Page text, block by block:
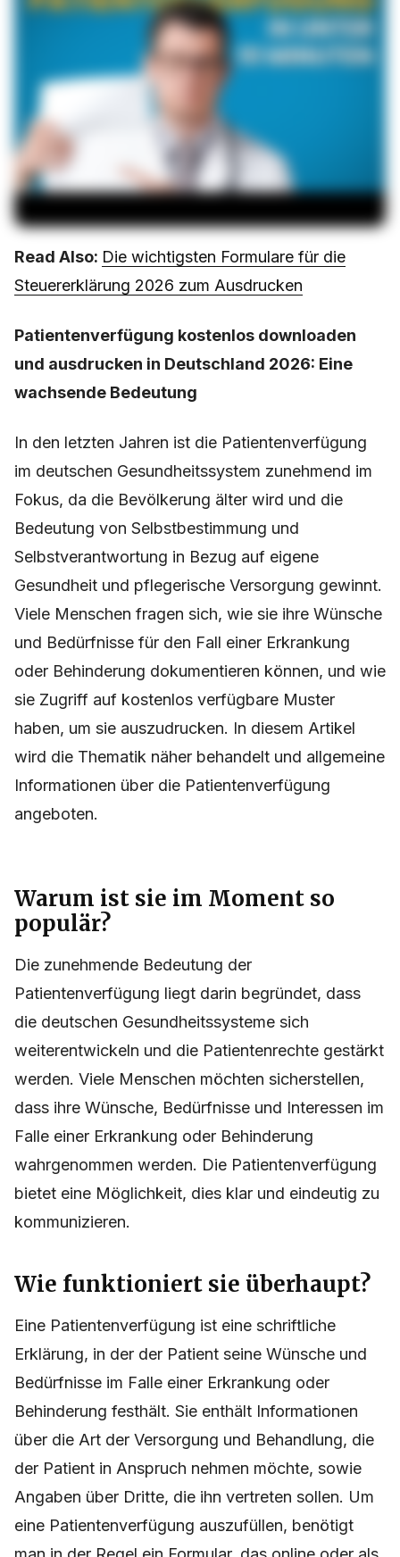
Read Also: Die wichtigsten Formulare für die
Steuererklärung 2026 zum Ausdrucken
Patientenverfügung kostenlos downloaden
und ausdrucken in Deutschland 2026: Eine
wachsende Bedeutung
In den letzten Jahren ist die Patientenverfügung
im deutschen Gesundheitssystem zunehmend im
Fokus, da die Bevölkerung älter wird und die
Bedeutung von Selbstbestimmung und
Selbstverantwortung in Bezug auf eigene
Gesundheit und pflegerische Versorgung gewinnt.
Viele Menschen fragen sich, wie sie ihre Wünsche
und Bedürfnisse für den Fall einer Erkrankung
oder Behinderung dokumentieren können, und wie
sie Zugriff auf kostenlos verfügbare Muster
haben, um sie auszudrucken. In diesem Artikel
wird die Thematik näher behandelt und allgemeine
Informationen über die Patientenverfügung
angeboten.
Warum ist sie im Moment so
populär?
Die zunehmende Bedeutung der
Patientenverfügung liegt darin begründet, dass
die deutschen Gesundheitssysteme sich
weiterentwickeln und die Patientenrechte gestärkt
werden. Viele Menschen möchten sicherstellen,
dass ihre Wünsche, Bedürfnisse und Interessen im
Falle einer Erkrankung oder Behinderung
wahrgenommen werden. Die Patientenverfügung
bietet eine Möglichkeit, dies klar und eindeutig zu
kommunizieren.
Wie funktioniert sie überhaupt?
Eine Patientenverfügung ist eine schriftliche
Erklärung, in der der Patient seine Wünsche und
Bedürfnisse im Falle einer Erkrankung oder
Behinderung festhält. Sie enthält Informationen
über die Art der Versorgung und Behandlung, die
der Patient in Anspruch nehmen möchte, sowie
Angaben über Dritte, die ihn vertreten sollen. Um
eine Patientenverfügung auszufüllen, benötigt